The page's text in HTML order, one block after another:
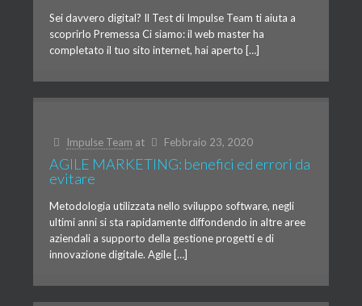
Sei davvero digital? Il Test di Impulse Team ti aiuta a
scoprirlo Premessa Ci siamo: il web master ha
completato il tuo sito internet, hai aperto […]
Impulse Team at Febbraio 23, 2020
AGILE MARKETING: benefici ed errori da
evitare
Metodologia utilizzata nello sviluppo software, negli
ultimi anni si sta rapidamente diffondendo in altre aree
aziendali a supporto della gestione progetti e di
innovazione digitale. Agile […]